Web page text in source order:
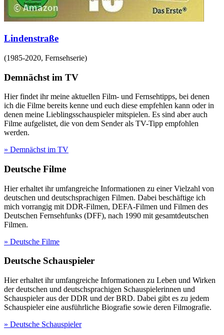
Lindenstraße
(1985-2020, Fernsehserie)
Demnächst im TV
Hier findet ihr meine aktuellen Film- und Fernsehtipps, bei denen
ich die Filme bereits kenne und euch diese empfehlen kann oder in
denen meine Lieblingsschauspieler mitspielen. Es sind aber auch
Filme aufgelistet, die von dem Sender als TV-Tipp empfohlen
werden.
» Demnächst im TV
Deutsche Filme
Hier erhaltet ihr umfangreiche Informationen zu einer Vielzahl von
deutschen und deutschsprachigen Filmen. Dabei beschäftige ich
mich vorrangig mit DDR-Filmen, DEFA-Filmen und Filmen des
Deutschen Fernsehfunks (DFF), nach 1990 mit gesamtdeutschen
Filmen.
» Deutsche Filme
Deutsche Schauspieler
Hier erhaltet ihr umfangreiche Informationen zu Leben und Wirken
der deutschen und deutschsprachigen Schauspielerinnen und
Schauspieler aus der DDR und der BRD. Dabei gibt es zu jedem
Schauspieler eine ausführliche Biografie sowie deren Filmografie.
» Deutsche Schauspieler